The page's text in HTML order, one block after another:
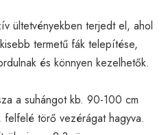
ültetvényekben terjedt el, ahol
termetű fák telepítése,
és könnyen kezelhetők.
a suhángot kb. 90-100 cm
törő vezérágat hagyva.